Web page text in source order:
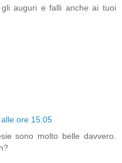
auguri e falli anche ai tuoi
ore 15:05
sono molto belle davvero.